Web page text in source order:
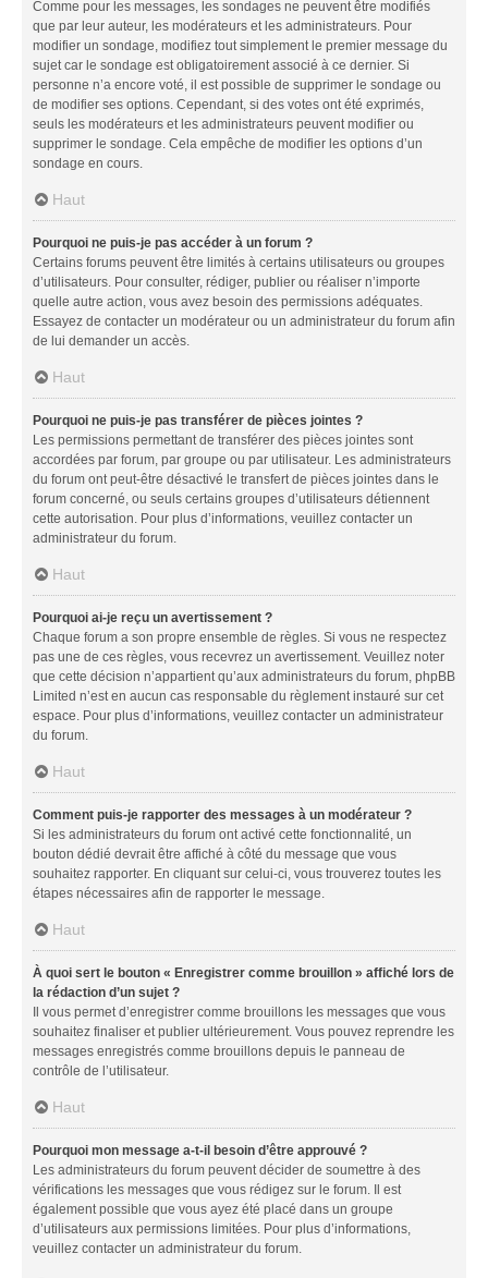
Comme pour les messages, les sondages ne peuvent être modifiés
que par leur auteur, les modérateurs et les administrateurs. Pour
modifier un sondage, modifiez tout simplement le premier message du
sujet car le sondage est obligatoirement associé à ce dernier. Si
personne n’a encore voté, il est possible de supprimer le sondage ou
de modifier ses options. Cependant, si des votes ont été exprimés,
seuls les modérateurs et les administrateurs peuvent modifier ou
supprimer le sondage. Cela empêche de modifier les options d’un
sondage en cours.
Haut
Pourquoi ne puis-je pas accéder à un forum ?
Certains forums peuvent être limités à certains utilisateurs ou groupes
d’utilisateurs. Pour consulter, rédiger, publier ou réaliser n’importe
quelle autre action, vous avez besoin des permissions adéquates.
Essayez de contacter un modérateur ou un administrateur du forum afin
de lui demander un accès.
Haut
Pourquoi ne puis-je pas transférer de pièces jointes ?
Les permissions permettant de transférer des pièces jointes sont
accordées par forum, par groupe ou par utilisateur. Les administrateurs
du forum ont peut-être désactivé le transfert de pièces jointes dans le
forum concerné, ou seuls certains groupes d’utilisateurs détiennent
cette autorisation. Pour plus d’informations, veuillez contacter un
administrateur du forum.
Haut
Pourquoi ai-je reçu un avertissement ?
Chaque forum a son propre ensemble de règles. Si vous ne respectez
pas une de ces règles, vous recevrez un avertissement. Veuillez noter
que cette décision n’appartient qu’aux administrateurs du forum, phpBB
Limited n’est en aucun cas responsable du règlement instauré sur cet
espace. Pour plus d’informations, veuillez contacter un administrateur
du forum.
Haut
Comment puis-je rapporter des messages à un modérateur ?
Si les administrateurs du forum ont activé cette fonctionnalité, un
bouton dédié devrait être affiché à côté du message que vous
souhaitez rapporter. En cliquant sur celui-ci, vous trouverez toutes les
étapes nécessaires afin de rapporter le message.
Haut
À quoi sert le bouton « Enregistrer comme brouillon » affiché lors de
la rédaction d’un sujet ?
Il vous permet d’enregistrer comme brouillons les messages que vous
souhaitez finaliser et publier ultérieurement. Vous pouvez reprendre les
messages enregistrés comme brouillons depuis le panneau de
contrôle de l’utilisateur.
Haut
Pourquoi mon message a-t-il besoin d’être approuvé ?
Les administrateurs du forum peuvent décider de soumettre à des
vérifications les messages que vous rédigez sur le forum. Il est
également possible que vous ayez été placé dans un groupe
d’utilisateurs aux permissions limitées. Pour plus d’informations,
veuillez contacter un administrateur du forum.